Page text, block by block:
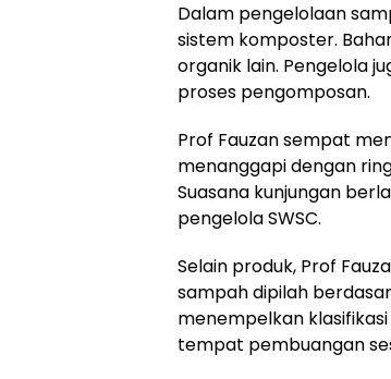
Dalam pengelolaan
sistem komposter.
organik lain. Pengelola
proses pengomposan.
Prof Fauzan sempat
menanggapi dengan
Suasana kunjungan
pengelola SWSC.
Selain produk, Prof
sampah dipilah
menempelkan
tempat pembuangan